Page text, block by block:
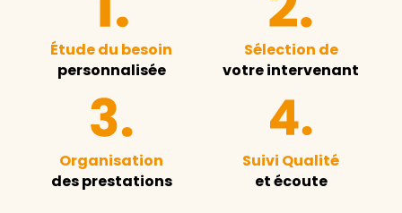
Étude du besoin
personnalisée
Sélection de
votre intervenant
Organisation
des prestations
Suivi Qualité
et écoute